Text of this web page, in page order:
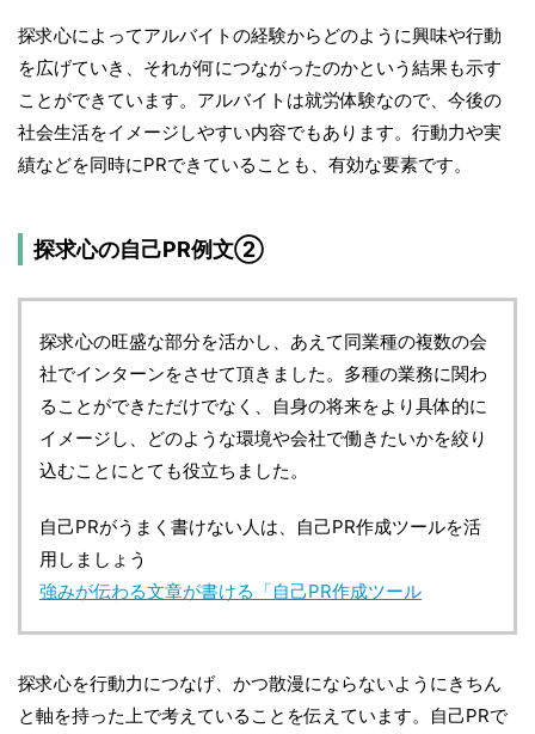
探求心によってアルバイトの経験からどのように興味や行動
を広げていき、それが何につながったのかという結果も示す
ことができています。アルバイトは就労体験なので、今後の
社会生活をイメージしやすい内容でもあります。行動力や実
績などを同時にPRできていることも、有効な要素です。
探求心の自己PR例文②
探求心の旺盛な部分を活かし、あえて同業種の複数の会
社でインターンをさせて頂きました。多種の業務に関わ
ることができただけでなく、自身の将来をより具体的に
イメージし、どのような環境や会社で働きたいかを絞り
込むことにとても役立ちました。
自己PRがうまく書けない人は、自己PR作成ツールを活
用しましょう
強みが伝わる文章が書ける「自己PR作成ツール
探求心を行動力につなげ、かつ散漫にならないようにきちん
と軸を持った上で考えていることを伝えています。自己PRで